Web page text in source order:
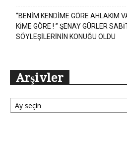
“BENİM KENDİME GÖRE AHLAKIM
KİME GÖRE ! ” ŞENAY GÜRLER
SÖYLEŞİLERİNİN KONUĞU OLDU
Arşivler
Arşivler